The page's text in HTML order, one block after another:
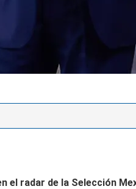
el radar de la Selección